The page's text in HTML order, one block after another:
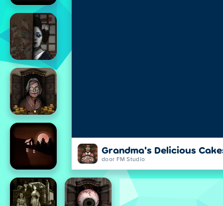
Grandma's Delicious
door FM Studio